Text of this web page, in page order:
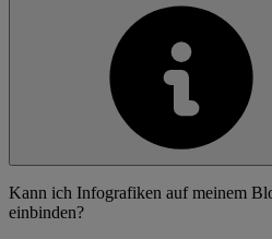
Kann ich Infografiken auf meinem
einbinden?